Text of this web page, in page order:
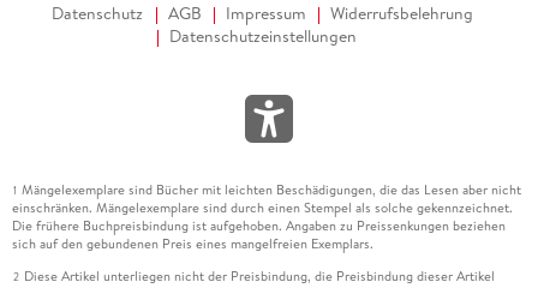
Datenschutz AGB Impressum
Widerrufsbelehrung
Datenschutzeinstellungen
1 Mängelexemplare sind Bücher mit leichten Beschädigungen, die das Lesen aber nicht
einschränken. Mängelexemplare sind durch einen Stempel als solche gekennzeichnet.
Die frühere Buchpreisbindung ist aufgehoben. Angaben zu Preissenkungen beziehen
sich auf den gebundenen Preis eines mangelfreien Exemplars.
2 Diese Artikel unterliegen nicht der Preisbindung, die Preisbindung dieser Artikel